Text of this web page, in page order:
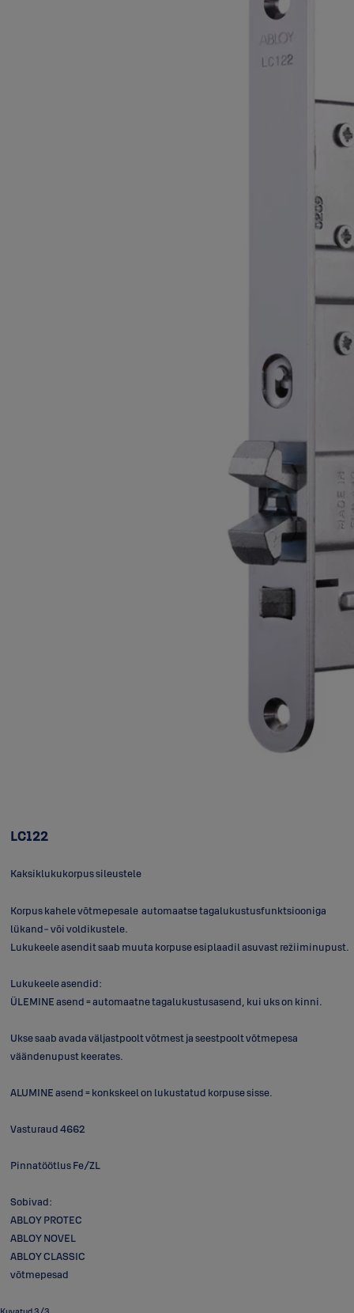
LC122
Kaksiklukukorpus sileustele
Korpus kahele võtmepesale automaatse tagalukustusfunktsiooniga
lükand- või voldikustele.
Lukukeele asendit saab muuta korpuse esiplaadil asuvast režiiminupust.
Lukukeele asendid:
ÜLEMINE asend = automaatne tagalukustusasend, kui uks on kinni.
Ukse saab avada väljastpoolt võtmest ja seestpoolt võtmepesa
väändenupust keerates.
ALUMINE asend = konkskeel on lukustatud korpuse sisse.
Vasturaud 4662
Pinnatöötlus Fe/ZL
Sobivad:
ABLOY PROTEC
ABLOY NOVEL
ABLOY CLASSIC
võtmepesad